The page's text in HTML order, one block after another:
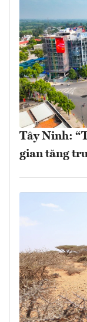
Tây Ninh:
gian tăng